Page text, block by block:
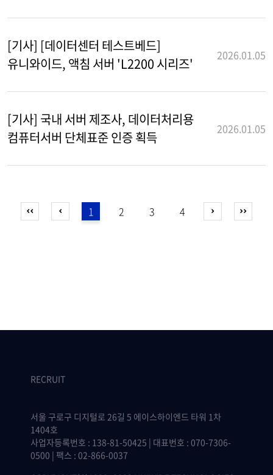
[기사] [데이터센터 테스트베드]
유니와이드, 액침 서버 'L2200 시리즈'
2026.01.05
[기사] 국내 서버 제조사, 데이터처리용
컴퓨터서버 단체표준 인증 획득
2026.01.05
1 2 3 4
RECRUIT
서울 구로구 디지털로 26길 5 에이스하이엔드 타워 1차
1404호
사업자등록번호 : 138-81-50425 | 대표번호 : 070-7306-
0500 | 팩스 : 02-866-0037